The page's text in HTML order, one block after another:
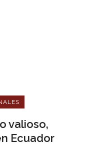
valioso,
Ecuador